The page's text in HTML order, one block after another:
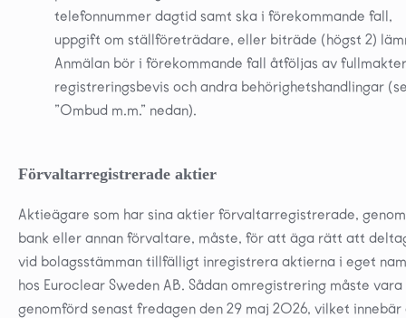
telefonnummer dagtid samt ska i förekommande fall,
uppgift om ställföreträdare, eller biträde (högst 2)
Anmälan bör i förekommande fall åtföljas av
registreringsbevis och andra behörighetshandlingar
”Ombud m.m.” nedan).
Förvaltarregistrerade aktier
Aktieägare som har sina aktier förvaltarregistrerade, genom
bank eller annan förvaltare, måste, för att äga rätt att
vid bolagsstämman tillfälligt inregistrera aktierna i eget
hos Euroclear Sweden AB. Sådan omregistrering måste vara
genomförd senast fredagen den 29 maj 2026, vilket